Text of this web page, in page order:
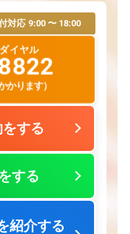
対応9:00 〜 18:00
イヤル
かります）
する
する
紹介する